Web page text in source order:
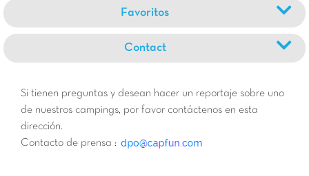
Favoritos
Contact
Si tienen preguntas y desean hacer un reportaje sobre uno
de nuestros campings, por favor contáctenos en esta
dirección.
Contacto de prensa :